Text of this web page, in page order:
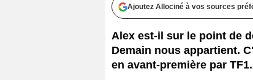
Ajoutez Allociné à vos sources
Alex est-il sur le point de
Demain nous appartient.
en avant-première par TF1.